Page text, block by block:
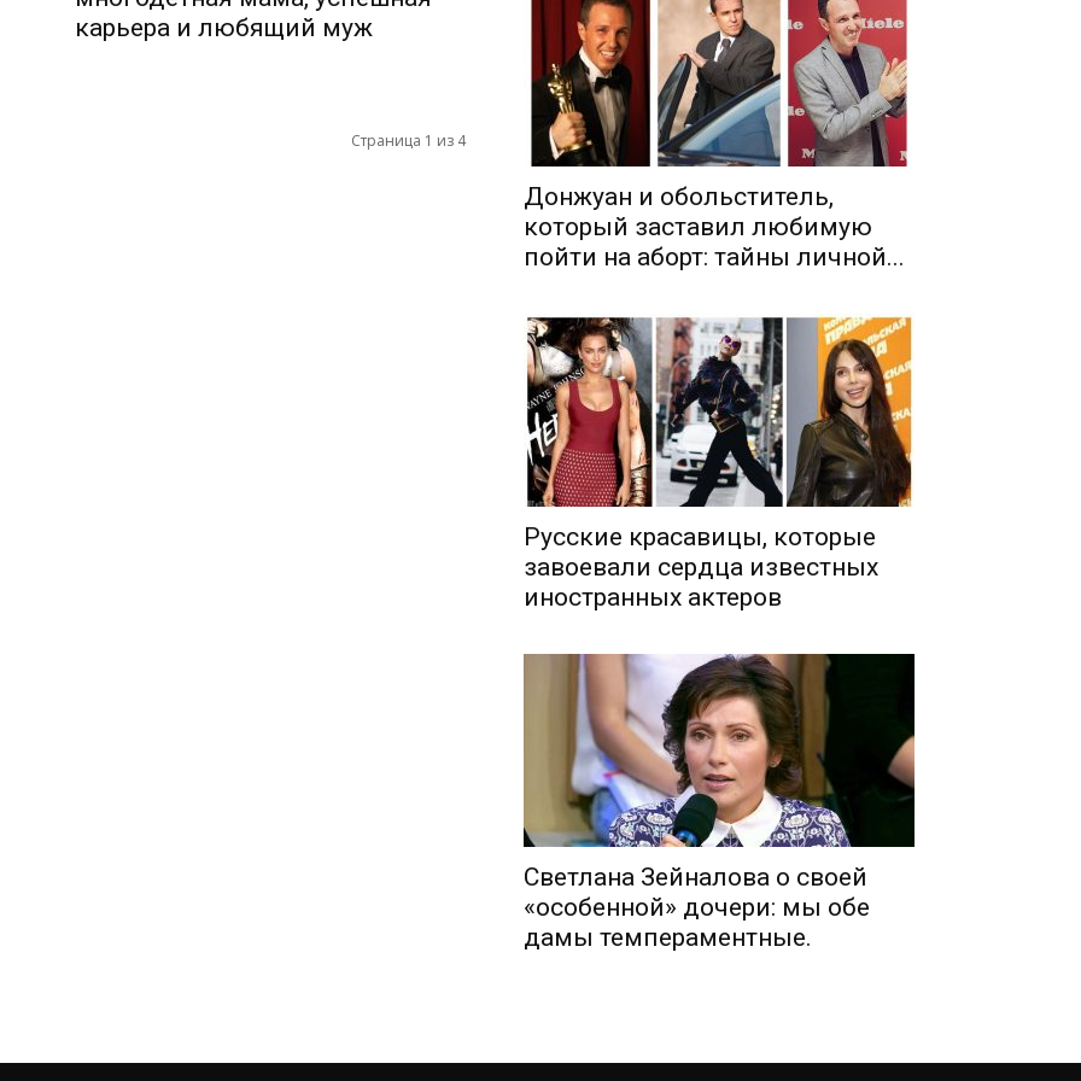
карьера и любящий муж
Страница 1 из 4
Донжуан и обольститель,
который заставил любимую
пойти на аборт: тайны личной...
Русские красавицы, которые
завоевали сердца известных
иностранных актеров
Светлана Зейналова о своей
«особенной» дочери: мы обе
дамы темпераментные.